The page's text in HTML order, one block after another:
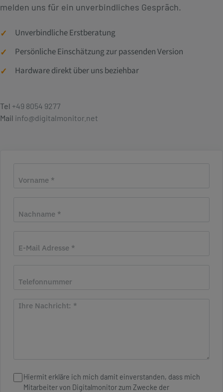
melden uns für ein unverbindliches Gespräch.
Unverbindliche Erstberatung
Persönliche Einschätzung zur passenden Version
Hardware direkt über uns beziehbar
Tel +49 8054 9277
Mail info@digitalmonitor.net
Vorname *
Nachname *
E-Mail Adresse *
Telefonnummer
Ihre Nachricht: *
Hiermit erkläre ich mich damit einverstanden, dass mich
Mitarbeiter von Digitalmonitor zum Zwecke der